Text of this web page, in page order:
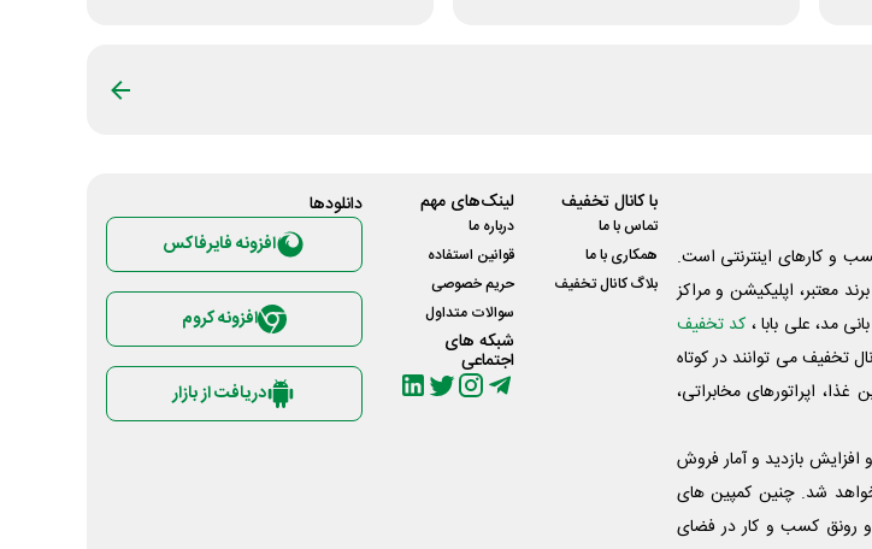
و‌ کارهای اینترنتی است.
معتبر، اپلیکیشن و مراکز
مد، علی‌ بابا ، کد تخفیف
تخفیف می توانند در کوتاه
اپراتورهای مخابراتی،
افزایش بازدید و آمار فروش
شد. چنین کمپین های
رونق کسب و کار در فضای
با کانال تخفیف
تماس با ما
همکاری با ما
بلاگ کانال تخفیف
لینک‌های مهم
درباره ما
قوانین استفاده
حریم خصوصی
سوالات متداول
شبکه های
اجتماعی
دانلود‌ها
افزونه فایرفاکس
افزونه کروم
دریافت از بازار